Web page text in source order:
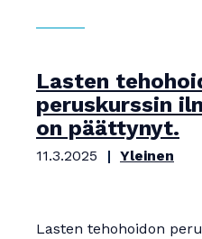
Lasten
peruskurssin
on päättynyt.
11.3.2025 Yleinen
Lasten tehohoidon